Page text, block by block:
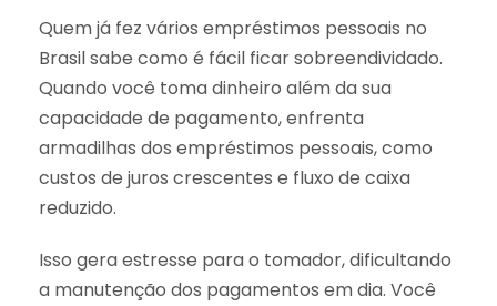
Quem já fez vários empréstimos pessoais no
Brasil sabe como é fácil ficar sobreendividado.
Quando você toma dinheiro além da sua
capacidade de pagamento, enfrenta
armadilhas dos empréstimos pessoais, como
custos de juros crescentes e fluxo de caixa
reduzido.
Isso gera estresse para o tomador, dificultando
a manutenção dos pagamentos em dia. Você